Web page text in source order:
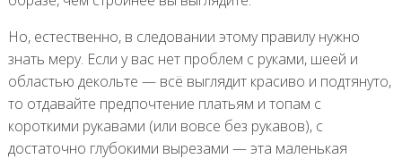
Но, естественно, в следовании этому правилу нужно
знать меру. Если у вас нет проблем с руками, шеей и
областью декольте — всё выглядит красиво и подтянуто,
то отдавайте предпочтение платьям и топам с
короткими рукавами (или вовсе без рукавов), с
достаточно глубокими вырезами — эта маленькая